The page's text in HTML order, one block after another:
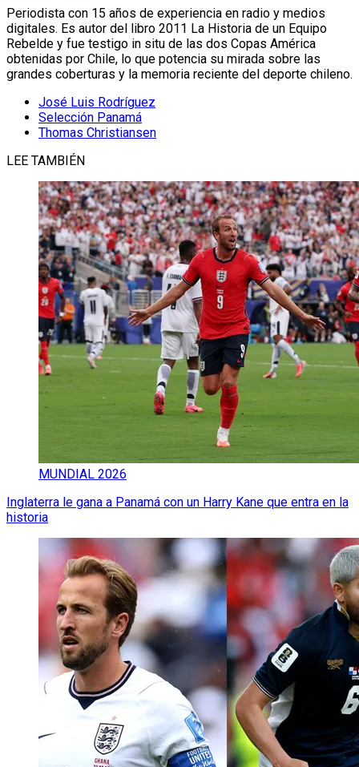
Periodista con 15 años de experiencia en radio y medios
digitales. Es autor del libro 2011 La Historia de un Equipo
Rebelde y fue testigo in situ de las dos Copas América
obtenidas por Chile, lo que potencia su mirada sobre las
grandes coberturas y la memoria reciente del deporte chileno.
José Luis Rodríguez
Selección Panamá
Thomas Christiansen
LEE TAMBIÉN
MUNDIAL 2026
Inglaterra le gana a Panamá con un Harry Kane que entra en la
historia